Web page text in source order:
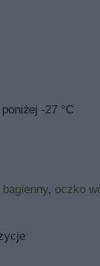
-27 °C
bagienny, oczko